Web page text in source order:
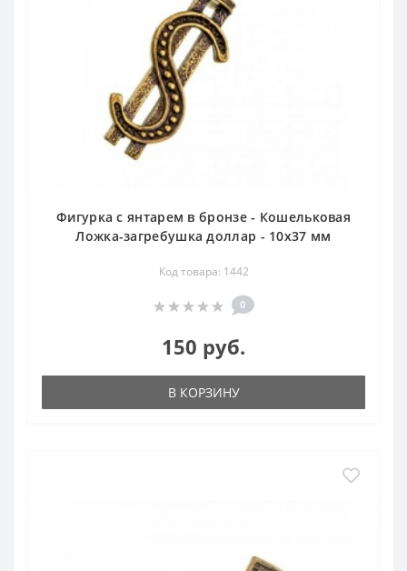
Фигурка с янтарем в бронзе - Кошельковая
Ложка-загребушка доллар - 10х37 мм
Код товара: 1442
0
150 руб.
В КОРЗИНУ